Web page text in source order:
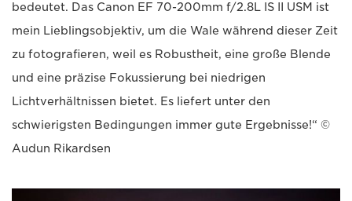
bedeutet. Das Canon EF 70-200mm f/2.8L IS II USM ist
mein Lieblingsobjektiv, um die Wale während dieser Zeit
zu fotografieren, weil es Robustheit, eine große Blende
und eine präzise Fokussierung bei niedrigen
Lichtverhältnissen bietet. Es liefert unter den
schwierigsten Bedingungen immer gute Ergebnisse!“ ©
Audun Rikardsen